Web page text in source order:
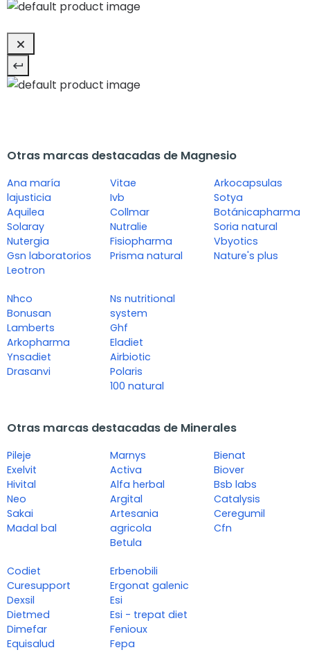
Otras marcas destacadas de Magnesio
Ana maría
lajusticia
Aquilea
Solaray
Nutergia
Gsn laboratorios
Leotron
Vitae
Ivb
Collmar
Nutralie
Fisiopharma
Prisma natural
Arkocapsulas
Sotya
Botánicapharma
Soria natural
Vbyotics
Nature's plus
Nhco
Bonusan
Lamberts
Arkopharma
Ynsadiet
Drasanvi
Ns nutritional
system
Ghf
Eladiet
Airbiotic
Polaris
100 natural
Otras marcas destacadas de Minerales
Pileje
Exelvit
Hivital
Neo
Sakai
Madal bal
Marnys
Activa
Alfa herbal
Argital
Artesania
agricola
Betula
Bienat
Biover
Bsb labs
Catalysis
Ceregumil
Cfn
Codiet
Curesupport
Dexsil
Dietmed
Dimefar
Equisalud
Erbenobili
Ergonat galenic
Esi
Esi - trepat diet
Fenioux
Fepa